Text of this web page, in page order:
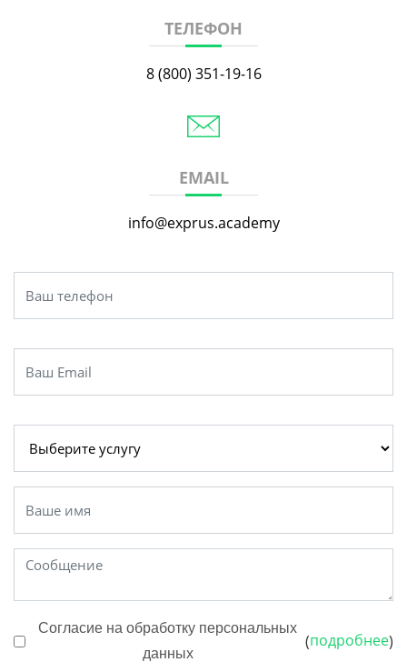
ТЕЛЕФОН
8 (800) 351-19-16
EMAIL
info@exprus.academy
Согласие на обработку персональных
данных
(подробнее)